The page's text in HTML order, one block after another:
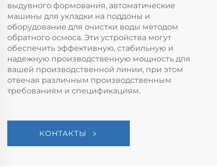
выдувного формования, автоматические
машины для укладки на поддоны и
оборудование для очистки воды методом
обратного осмоса. Эти устройства могут
обеспечить эффективную, стабильную и
надежную производственную мощность для
вашей производственной линии, при этом
отвечая различным производственным
требованиям и спецификациям.
КОНТАКТЫ